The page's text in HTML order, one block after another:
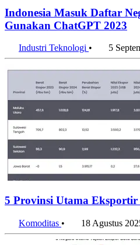
Indonesia Masuk Daftar
Gunakan ChatGPT 2023
Industri Teknologi • 5
5 Provinsi Utama Eksportir
Komoditas • 18 Agustus